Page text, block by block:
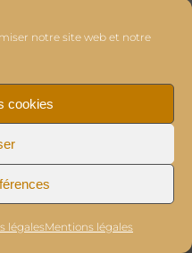
notre site web et notre
cookies
légalesMentions légales